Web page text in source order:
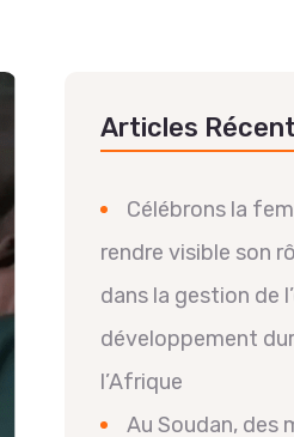
Articles
Célébrons la
rendre visible son
dans la gestion de
développement
l’Afrique
Au Soudan, des